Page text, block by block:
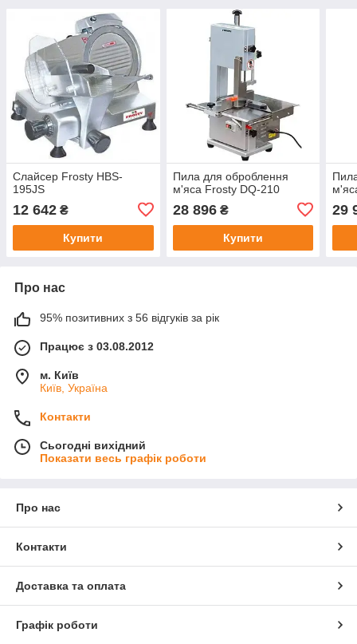
Слайсер Frosty HBS-
195JS
12 642 ₴
Купити
Пила для оброблення
м'яса Frosty DQ-210
28 896₴
Купити
29
Про нас
95% позитивних з 56 відгуків за рік
Працює з 03.08.2012
м. Київ
Київ, Україна
Контакти
Сьогодні вихідний
Показати весь графік роботи
Про нас
Контакти
Доставка та оплата
Графік роботи